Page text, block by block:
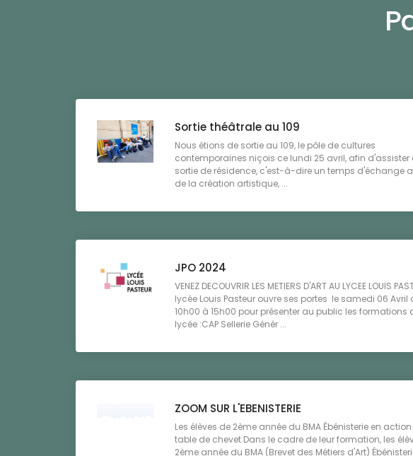
Sortie théâtrale au 109
Nous étions de sortie au 109, le pôle de cultures
contemporaines niçois ce lundi 25 avril, afin d'assister
sortie de résidence, c'est-à-dire un temps d'échange
de la création artistique, ...
JPO 2024
VENEZ DECOUVRIR LES METIERS D'ART AU LYCEE LOUIS
lycée Louis Pasteur ouvre ses portes le samedi 06 Avril
10h00 à 15h00 pour présenter au public les formations
lycée :CAP Sellerie Génér ...
ZOOM SUR L'EBENISTERIE
Les élèves de 2ème année du BMA Ébénisterie en
table de chevet.Dans le cadre de leur formation, les
2ème année du BMA (Brevet des Métiers d'Art)